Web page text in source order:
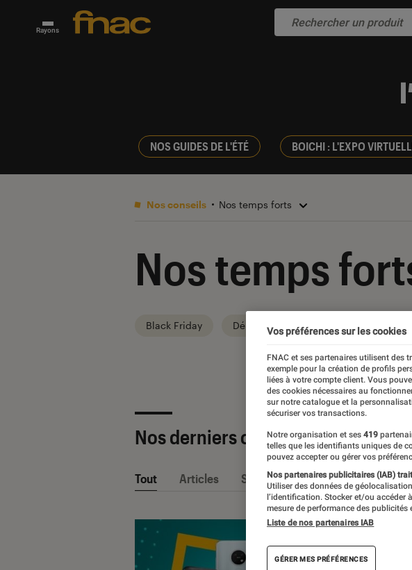
Rayons
NOS GUIDES DE L'ÉTÉ BOICHI : L'EXPO
Nos conseils Nos temps forts
Nos temps
Black Friday Départ en vacances Noël
Nos derniers contenus
Tout Articles Sélections et guides Tests
Vos préférences sur les cookies
FNAC et ses partenaires utilisent des
exemple pour la création de profils
liées à votre compte client. Vous
des cookies nécessaires au
sur notre catalogue et la
sécuriser vos transactions.
Notre organisation et ses 419
telles que les identifiants uniques de
pouvez accepter ou gérer vos
Nos partenaires publicitaires (IAB)
Utiliser des données de
l’identification. Stocker et/ou
mesure de performance des publicités
Liste de nos partenaires IAB
GÉRER MES PRÉFÉRENCES